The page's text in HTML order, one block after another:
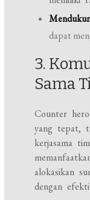
dapat
3.
Sama
Counter
yang tepat,
kerjasama
alokasikan
dengan